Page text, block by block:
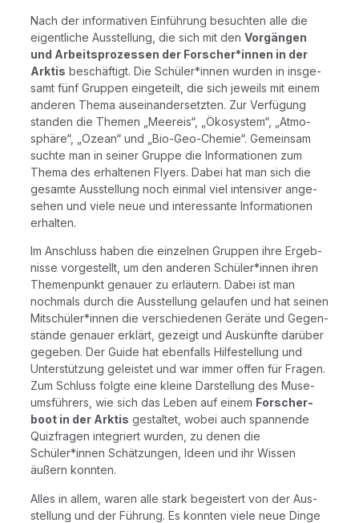
Nach der infor­ma­ti­ven Ein­füh­rung besuch­ten alle die
eigent­li­che Aus­stel­lung, die sich mit den Vor­gän­gen
und Arbeits­pro­zes­sen der Forscher*innen in der
Ark­tis beschäf­tigt. Die Schüler*innen wur­den in ins­ge­
samt fünf Grup­pen ein­ge­teilt, die sich jeweils mit einem
ande­ren The­ma aus­ein­an­der­setz­ten. Zur Ver­fü­gung
stan­den die The­men „Meer­eis“, „Öko­sys­tem“, „Atmo­
sphä­re“, „Oze­an“ und „Bio-Geo-Che­mie“. Gemein­sam
such­te man in sei­ner Grup­pe die Infor­ma­tio­nen zum
The­ma des erhal­te­nen Fly­ers. Dabei hat man sich die
gesam­te Aus­stel­lung noch ein­mal viel inten­si­ver ange­
se­hen und vie­le neue und inter­es­san­te Infor­ma­tio­nen
erhalten.
Im Anschluss haben die ein­zel­nen Grup­pen ihre Ergeb­
nis­se vor­ge­stellt, um den ande­ren Schüler*innen ihren
The­men­punkt genau­er zu erläu­tern. Dabei ist man
noch­mals durch die Aus­stel­lung gelau­fen und hat sei­nen
Mitschüler*innen die ver­schie­de­nen Gerä­te und Gegen­
stän­de genau­er erklärt, gezeigt und Aus­künf­te dar­über
gege­ben. Der Gui­de hat eben­falls Hil­fe­stel­lung und
Unter­stüt­zung geleis­tet und war immer offen für Fra­gen.
Zum Schluss folg­te eine klei­ne Dar­stel­lung des Muse­
ums­füh­rers, wie sich das Leben auf einem For­scher­
boot in der Ark­tis gestal­tet, wobei auch span­nen­de
Quiz­fra­gen inte­griert wur­den, zu denen die
Schüler*innen Schät­zun­gen, Ideen und ihr Wis­sen
äußern konnten.
Alles in allem, waren alle stark begeis­tert von der Aus­
stel­lung und der Füh­rung. Es konn­ten vie­le neue Din­ge